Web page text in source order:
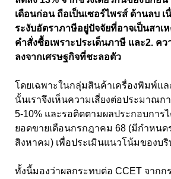
เดือนก่อน ถือเป็นเซอร์ไพรส์ ด้านลบ เ
ระงับอัตราภาษีอยู่ปัจจัยที่อาจเป็นสาเ
คำสั่งซื้อเพราะประเด็นภาษี และ2. ค
ลงจากเศรษฐกิจที่ชะลอตัว
โดยเฉพาะในกลุ่มสินค้าเครื่องพิมพ์แ
นั้นเราจึงเห็นความเสี่ยงต่อประมาณก
5-10% และรอติดตามผลประกอบการ
ยอดขายเดือนกรกฎาคม 68 (มีกำหนด
สิงหาคม) เพื่อประเมินแนวโน้มของบ
ทั้งนี้มองว่าผลกระทบต่อ CCET จาก